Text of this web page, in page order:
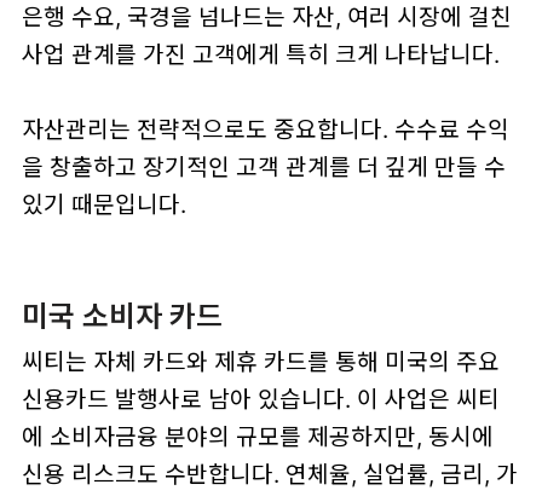
은행 수요, 국경을 넘나드는 자산, 여러 시장에 걸친
사업 관계를 가진 고객에게 특히 크게 나타납니다.
자산관리는 전략적으로도 중요합니다. 수수료 수익
을 창출하고 장기적인 고객 관계를 더 깊게 만들 수
있기 때문입니다.
미국 소비자 카드
씨티는 자체 카드와 제휴 카드를 통해 미국의 주요
신용카드 발행사로 남아 있습니다. 이 사업은 씨티
에 소비자금융 분야의 규모를 제공하지만, 동시에
신용 리스크도 수반합니다. 연체율, 실업률, 금리, 가